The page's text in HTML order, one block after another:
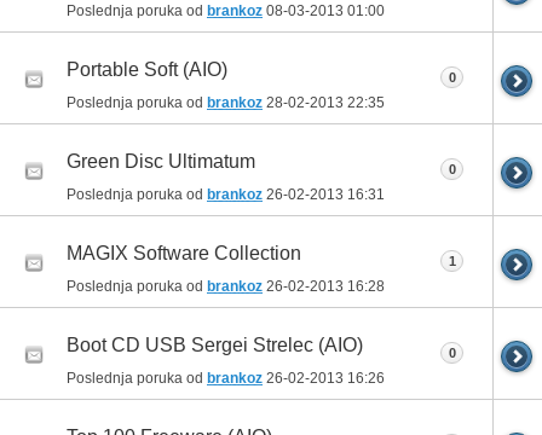
Poslednja poruka od brankoz 08-03-2013 01:00
Portable Soft (AIO)
Poslednja poruka od brankoz 28-02-2013 22:35
0
Green Disc Ultimatum
Poslednja poruka od brankoz 26-02-2013 16:31
0
MAGIX Software Collection
Poslednja poruka od brankoz 26-02-2013 16:28
1
Boot CD USB Sergei Strelec (AIO)
Poslednja poruka od brankoz 26-02-2013 16:26
0